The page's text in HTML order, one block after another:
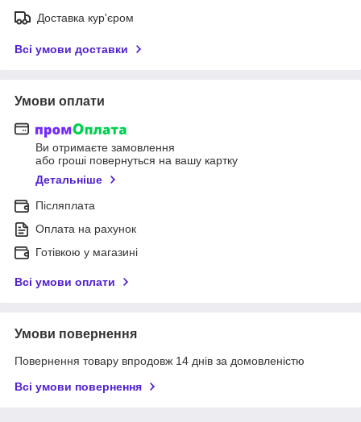
Доставка кур'єром
Всі умови доставки
Умови оплати
Ви отримаєте замовлення
або гроші повернуться на вашу картку
Детальніше
Післяплата
Оплата на рахунок
Готівкою у магазині
Всі умови оплати
Умови повернення
Повернення товару впродовж 14 днів за домовленістю
Всі умови повернення